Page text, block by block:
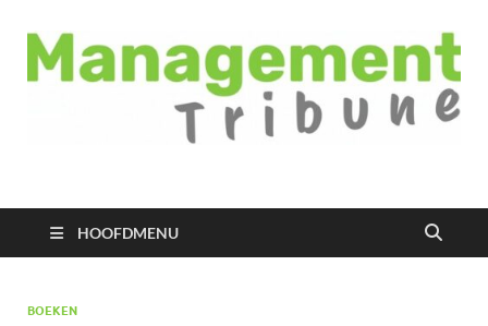
Managementtribune
HOOFDMENU
BOEKEN